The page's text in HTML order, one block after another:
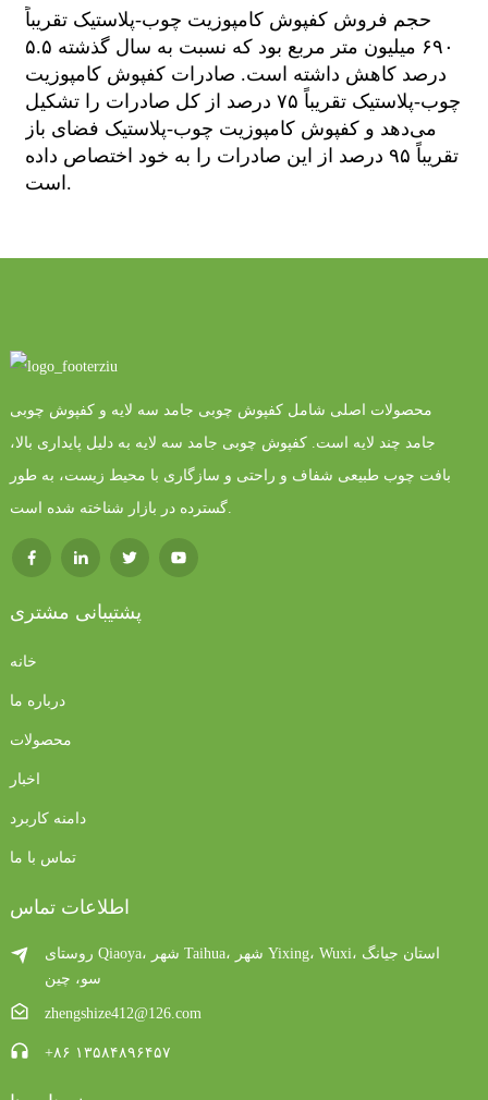
حجم فروش کفپوش کامپوزیت چوب-پلاستیک تقریباً
۶۹۰ میلیون متر مربع بود که نسبت به سال گذشته ۵.۵
درصد کاهش داشته است. صادرات کفپوش کامپوزیت
چوب-پلاستیک تقریباً ۷۵ درصد از کل صادرات را تشکیل
می‌دهد و کفپوش کامپوزیت چوب-پلاستیک فضای باز
تقریباً ۹۵ درصد از این صادرات را به خود اختصاص داده
است.
محصولات اصلی شامل کفپوش چوبی جامد سه لایه و کفپوش چوبی
جامد چند لایه است. کفپوش چوبی جامد سه لایه به دلیل پایداری بالا،
بافت چوب طبیعی شفاف و راحتی و سازگاری با محیط زیست، به طور
گسترده در بازار شناخته شده است.
پشتیبانی مشتری
خانه
درباره ما
محصولات
اخبار
دامنه کاربرد
تماس با ما
اطلاعات تماس
روستای Qiaoya، شهر Taihua، شهر Yixing، Wuxi، استان جیانگ
سو، چین
zhengshize412@126.com
‎+۸۶ ۱۳۵۸۴۸۹۶۴۵۷‎